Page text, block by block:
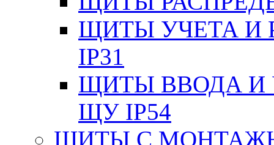
ЩИТЫ УЧЕТА И
IP31
ЩИТЫ ВВОДА И
ЩУ IP54
ЩИТЫ С